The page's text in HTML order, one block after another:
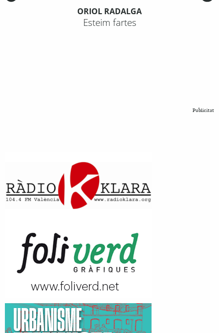
ORIOL RADALGA
Esteim fartes
Publicitat